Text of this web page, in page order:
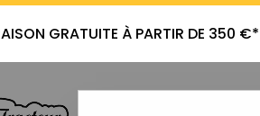
GRATUITE À PARTIR DE 350 €*